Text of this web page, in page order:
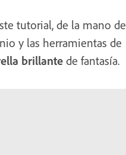
tutorial, de la mano de
y las herramientas de
brillante de fantasía.